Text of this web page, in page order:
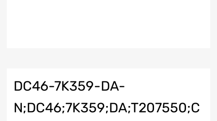
DC46-7K359-DA-
N;DC46;7K359;DA;T207550;C